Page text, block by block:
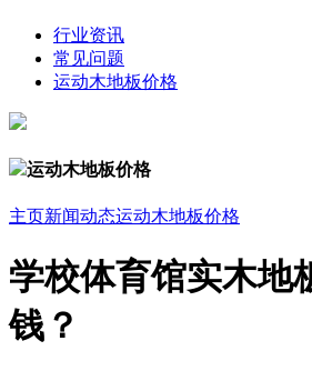
行业资讯
常见问题
运动木地板价格
运动木地板价格
主页新闻动态运动木地板价格
学校体育馆实木地
钱？